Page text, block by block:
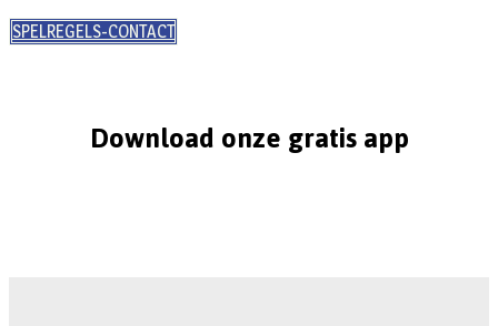
SPELREGELS-CONTACT
Download onze gratis app